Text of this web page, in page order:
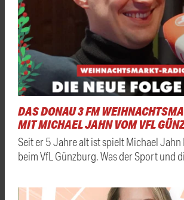
DAS DONAU 3 FM
MIT MICHAEL JAHN VOM VFL
Seit er 5 Jahre alt ist spielt Michael Jahn
beim VfL Günzburg. Was der Sport und